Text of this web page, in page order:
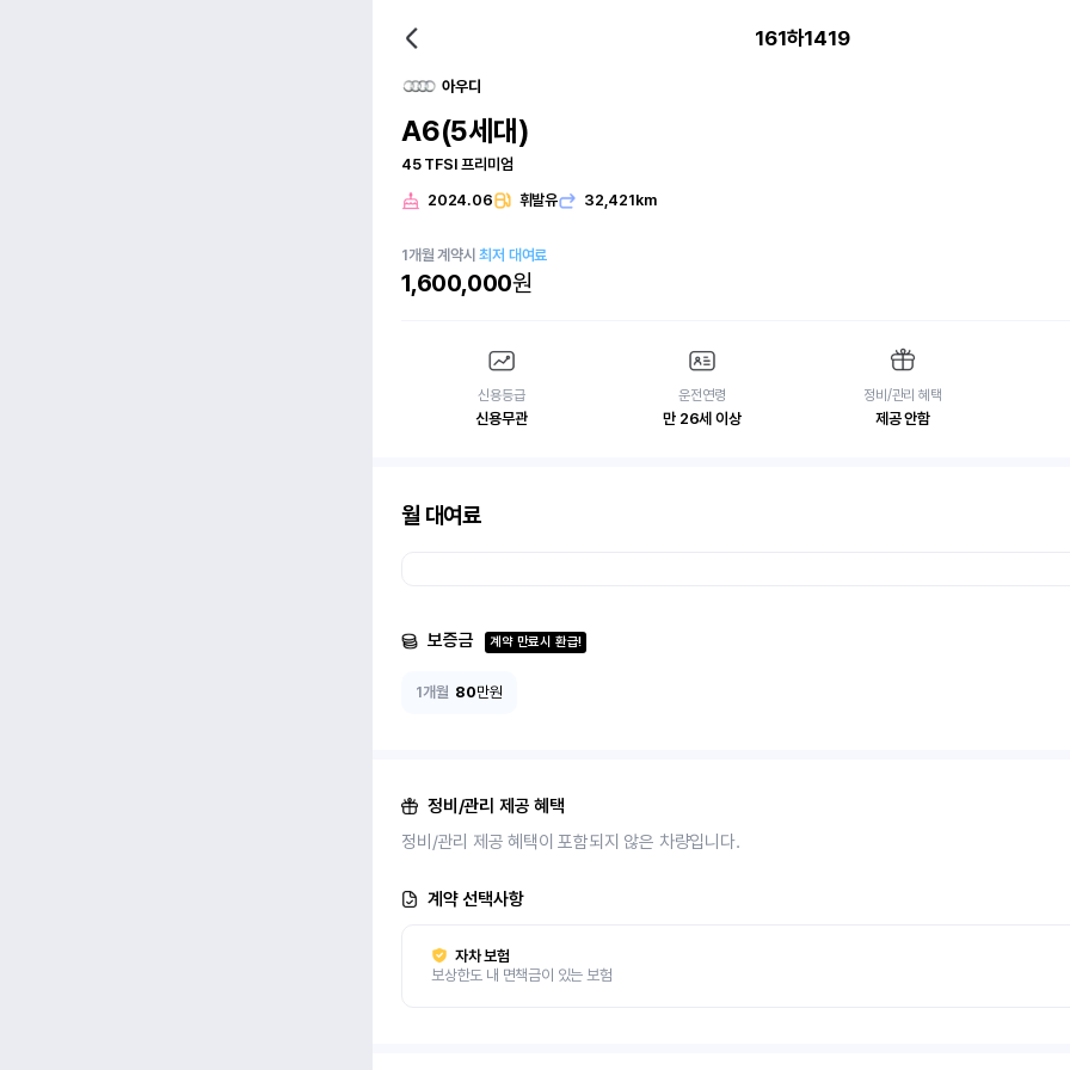
161하1419
아우디
A6(5세대)
45 TFSI 프리미엄
2024.06
휘발유 32,421km
1개월 계약시최저 대여료
1,600,000원
신용등급
신용무관
운전연령
만 26세 이상
정비/관리 혜택
제공 안함
월 대여료
보증금 계약 만료시 환급!
1개월 80만원
정비/관리 제공 혜택
정비/관리 제공 혜택이 포함되지 않은 차량입니다.
계약 선택사항
자차 보험
보상한도 내 면책금이 있는 보험